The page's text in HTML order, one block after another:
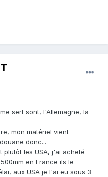
sert sont, l'Allemagne, la
mon matériel vient
donc...
les USA, j'ai acheté
en France ils le
aux USA je l'ai eu sous 3